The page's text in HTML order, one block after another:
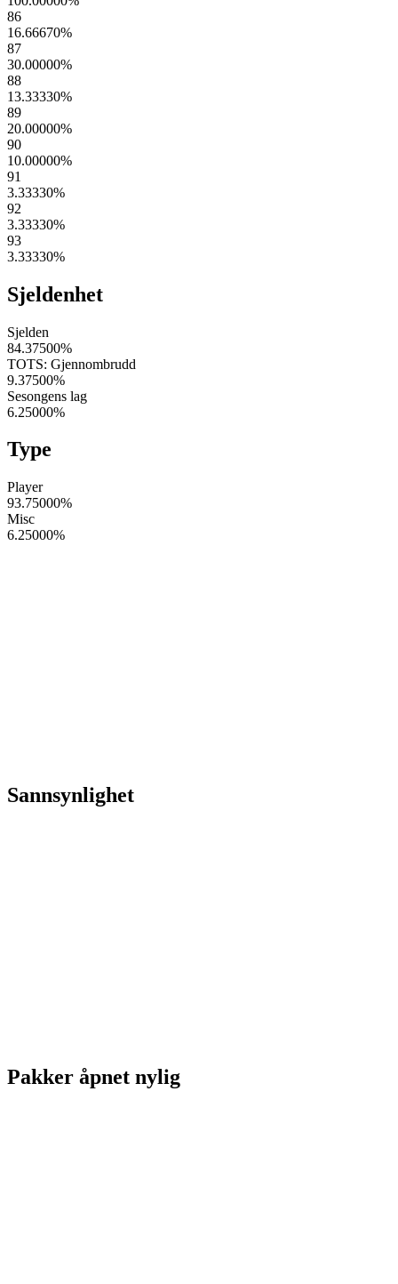
86
16.66670%
87
30.00000%
88
13.33330%
89
20.00000%
90
10.00000%
91
3.33330%
92
3.33330%
93
3.33330%
Sjeldenhet
Sjelden
84.37500%
TOTS: Gjennombrudd
9.37500%
Sesongens lag
6.25000%
Type
Player
93.75000%
Misc
6.25000%
Sannsynlighet
Pakker åpnet nylig